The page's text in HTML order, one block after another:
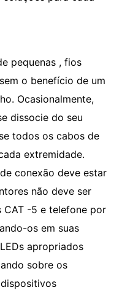
pequenas , fios
o benefício de um
Ocasionalmente,
dissocie do seu
todos os cabos de
extremidade.
conexão deve estar
não deve ser
CAT -5 e telefone por
os em suas
apropriados
sobre os